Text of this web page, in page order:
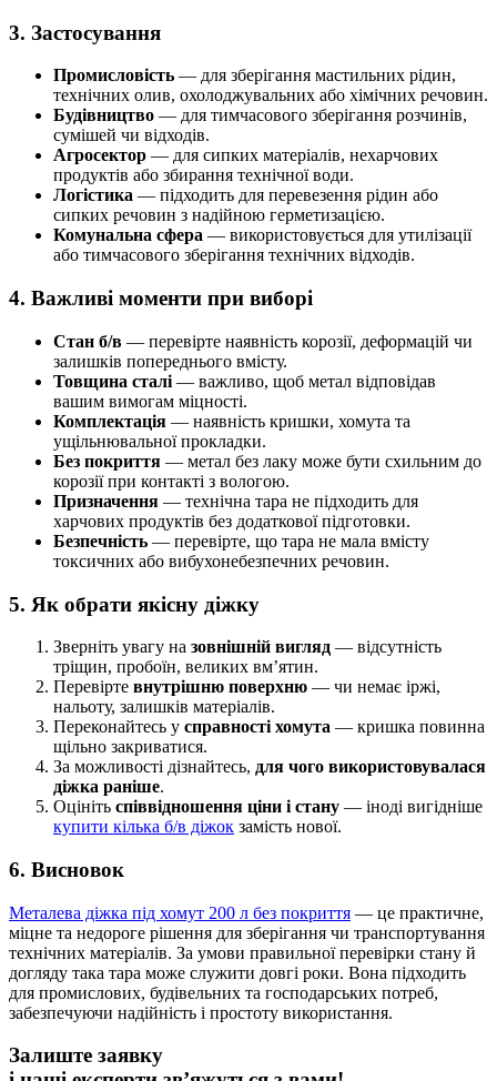
3. Застосування
Промисловість — для зберігання мастильних рідин,
технічних олив, охолоджувальних або хімічних речовин.
Будівництво — для тимчасового зберігання розчинів,
сумішей чи відходів.
Агросектор — для сипких матеріалів, нехарчових
продуктів або збирання технічної води.
Логістика — підходить для перевезення рідин або
сипких речовин з надійною герметизацією.
Комунальна сфера — використовується для утилізації
або тимчасового зберігання технічних відходів.
4. Важливі моменти при виборі
Стан б/в — перевірте наявність корозії, деформацій чи
залишків попереднього вмісту.
Товщина сталі — важливо, щоб метал відповідав
вашим вимогам міцності.
Комплектація — наявність кришки, хомута та
ущільнювальної прокладки.
Без покриття — метал без лаку може бути схильним до
корозії при контакті з вологою.
Призначення — технічна тара не підходить для
харчових продуктів без додаткової підготовки.
Безпечність — перевірте, що тара не мала вмісту
токсичних або вибухонебезпечних речовин.
5. Як обрати якісну діжку
Зверніть увагу на зовнішній вигляд — відсутність
тріщин, пробоїн, великих вм’ятин.
Перевірте внутрішню поверхню — чи немає іржі,
нальоту, залишків матеріалів.
Переконайтесь у справності хомута — кришка повинна
щільно закриватися.
За можливості дізнайтесь, для чого використовувалася
діжка раніше.
Оцініть співвідношення ціни і стану — іноді вигідніше
купити кілька б/в діжок замість нової.
6. Висновок
Металева діжка під хомут 200 л без покриття — це практичне,
міцне та недороге рішення для зберігання чи транспортування
технічних матеріалів. За умови правильної перевірки стану й
догляду така тара може служити довгі роки. Вона підходить
для промислових, будівельних та господарських потреб,
забезпечуючи надійність і простоту використання.
Залиште заявку